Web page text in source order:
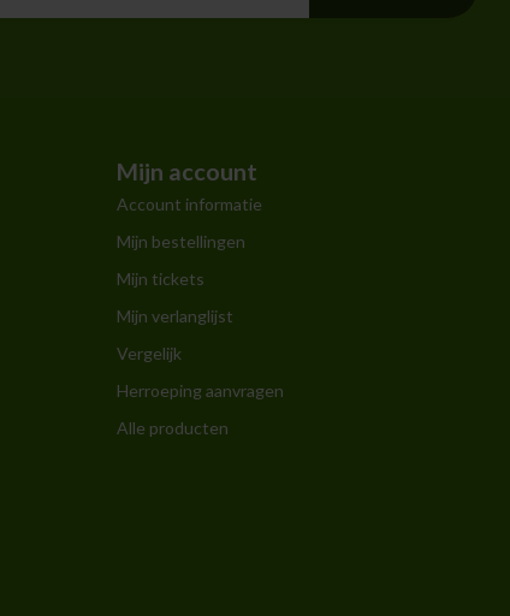
Mijn account
Account informatie
Mijn bestellingen
Mijn tickets
Mijn verlanglijst
Vergelijk
Herroeping aanvragen
Alle producten